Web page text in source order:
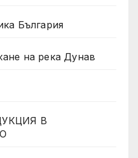
България
на река Дунав
В